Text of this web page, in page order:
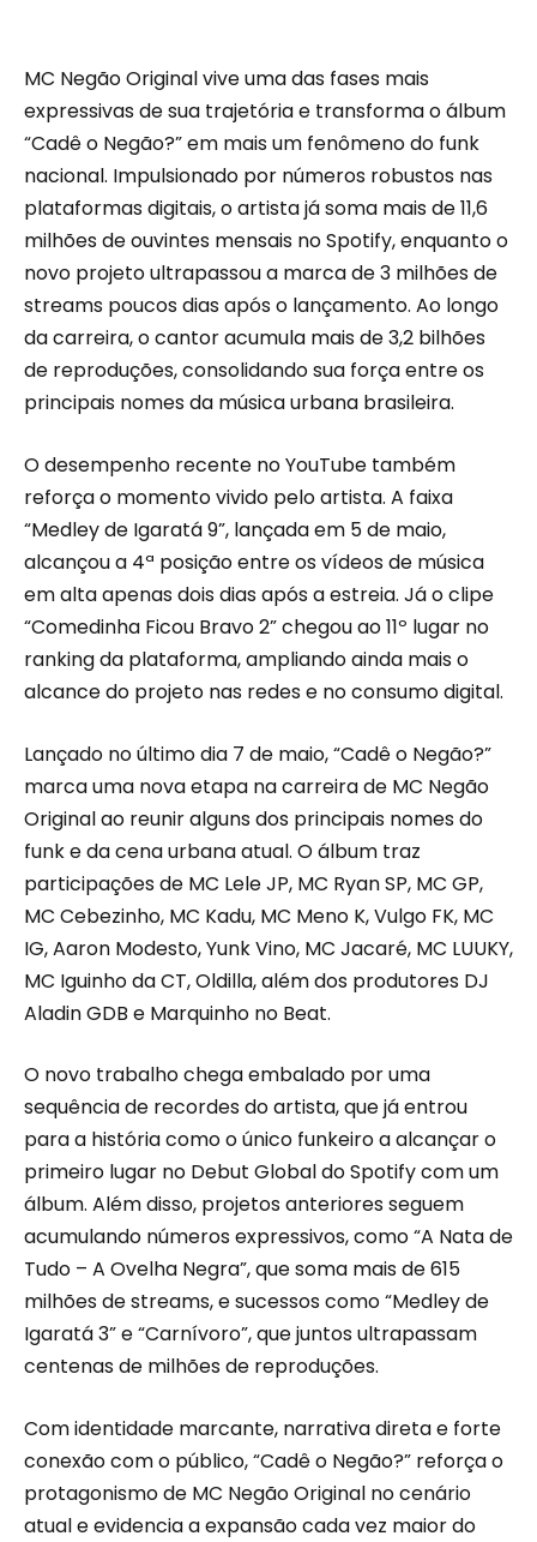
MC Negão Original vive uma das fases mais
expressivas de sua trajetória e transforma o álbum
“Cadê o Negão?” em mais um fenômeno do funk
nacional. Impulsionado por números robustos nas
plataformas digitais, o artista já soma mais de 11,6
milhões de ouvintes mensais no Spotify, enquanto o
novo projeto ultrapassou a marca de 3 milhões de
streams poucos dias após o lançamento. Ao longo
da carreira, o cantor acumula mais de 3,2 bilhões
de reproduções, consolidando sua força entre os
principais nomes da música urbana brasileira.
O desempenho recente no YouTube também
reforça o momento vivido pelo artista. A faixa
“Medley de Igaratá 9”, lançada em 5 de maio,
alcançou a 4ª posição entre os vídeos de música
em alta apenas dois dias após a estreia. Já o clipe
“Comedinha Ficou Bravo 2” chegou ao 11º lugar no
ranking da plataforma, ampliando ainda mais o
alcance do projeto nas redes e no consumo digital.
Lançado no último dia 7 de maio, “Cadê o Negão?”
marca uma nova etapa na carreira de MC Negão
Original ao reunir alguns dos principais nomes do
funk e da cena urbana atual. O álbum traz
participações de MC Lele JP, MC Ryan SP, MC GP,
MC Cebezinho, MC Kadu, MC Meno K, Vulgo FK, MC
IG, Aaron Modesto, Yunk Vino, MC Jacaré, MC LUUKY,
MC Iguinho da CT, Oldilla, além dos produtores DJ
Aladin GDB e Marquinho no Beat.
O novo trabalho chega embalado por uma
sequência de recordes do artista, que já entrou
para a história como o único funkeiro a alcançar o
primeiro lugar no Debut Global do Spotify com um
álbum. Além disso, projetos anteriores seguem
acumulando números expressivos, como “A Nata de
Tudo – A Ovelha Negra”, que soma mais de 615
milhões de streams, e sucessos como “Medley de
Igaratá 3” e “Carnívoro”, que juntos ultrapassam
centenas de milhões de reproduções.
Com identidade marcante, narrativa direta e forte
conexão com o público, “Cadê o Negão?” reforça o
protagonismo de MC Negão Original no cenário
atual e evidencia a expansão cada vez maior do